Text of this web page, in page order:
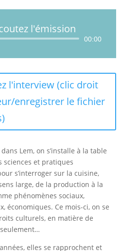
l'émission
Lecteur
00:00
l'interview (clic droit
enregistrer le fichier
Lem, on s’installe à la table
sciences et pratiques
s’interroger sur la cuisine,
large, de la production à la
phénomènes sociaux,
économiques. Ce mois-ci, on se
culturels, en matière de
elles se rapprochent et